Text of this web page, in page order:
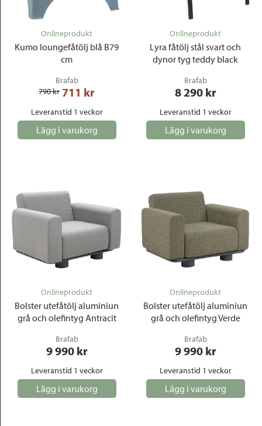
Outlet
Kumo loungefåtölj blå B79
cm
Onlineprodukt
Brafab
790 kr 711 kr
Leveranstid 1 veckor
Lägg i varukorg
Lyra fåtölj stål svart och
dynor tyg teddy black
Onlineprodukt
Brafab
8 290 kr
Leveranstid 1 veckor
Lägg i varukorg
Bolster utefåtölj aluminiun
grå och olefintyg Antracit
Onlineprodukt
Brafab
9 990 kr
Leveranstid 1 veckor
Lägg i varukorg
Bolster utefåtölj aluminiun
grå och olefintyg Verde
Onlineprodukt
Brafab
9 990 kr
Leveranstid 1 veckor
Lägg i varukorg